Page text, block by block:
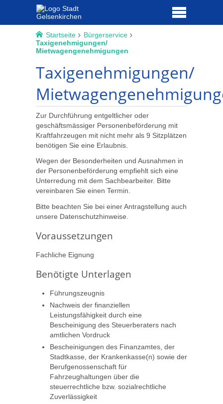
Startseite
Bürgerservice
Taxigenehmigungen/
Mietwagengenehmigungen
Taxigenehmigungen/
Zur Durchführung entgeltlicher oder
geschäftsmässiger Personenbeförderung mit
Kraftfahrzeugen mit nicht mehr als 9 Sitzplätzen
benötigen Sie eine Erlaubnis.
Wegen der Besonderheiten und Ausnahmen in
der Personenbeförderung empfiehlt sich eine
Unterredung mit dem Sachbearbeiter. Bitte
vereinbaren Sie einen Termin.
Bitte beachten Sie bei einer Antragstellung auch
unsere Datenschutzhinweise.
Voraussetzungen
Fachliche Eignung
Benötigte Unterlagen
Führungszeugnis
Nachweis der finanziellen
Leistungsfähigkeit durch eine
Bescheinigung des Steuerberaters nach
amtlichen Vordruck
Bescheinigungen des Finanzamtes, der
Stadtkasse, der Krankenkasse(n) sowie der
Berufgenossenschaft für
Fahrzeughaltungen über die
steuerrechtliche bzw. sozialrechtliche
Zuverlässigkeit